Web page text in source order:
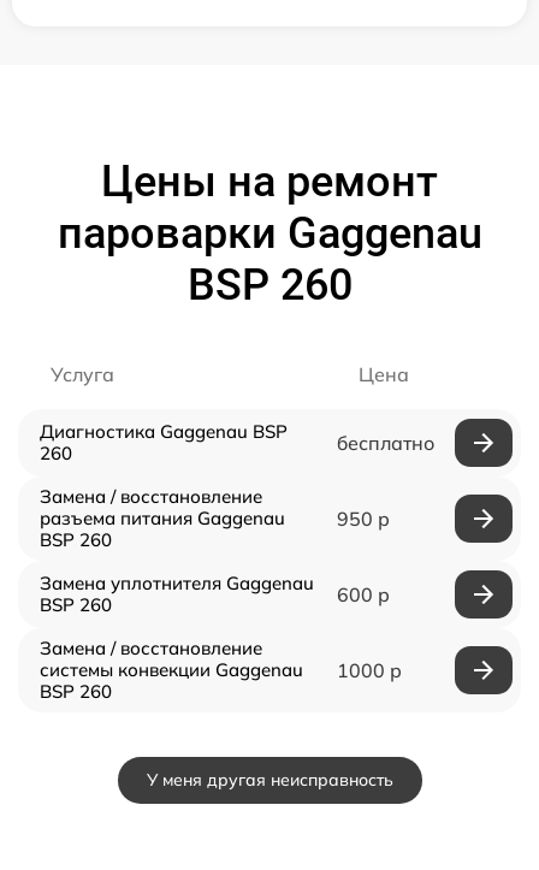
Цены на ремонт
пароварки Gaggenau
BSP 260
Услуга Цена
Диагностика Gaggenau BSP
260
бесплатно
Замена / восстановление
разъема питания Gaggenau
BSP 260
950 р
Замена уплотнителя Gaggenau
BSP 260
600 р
Замена / восстановление
системы конвекции Gaggenau
BSP 260
1000 р
У меня другая неисправность